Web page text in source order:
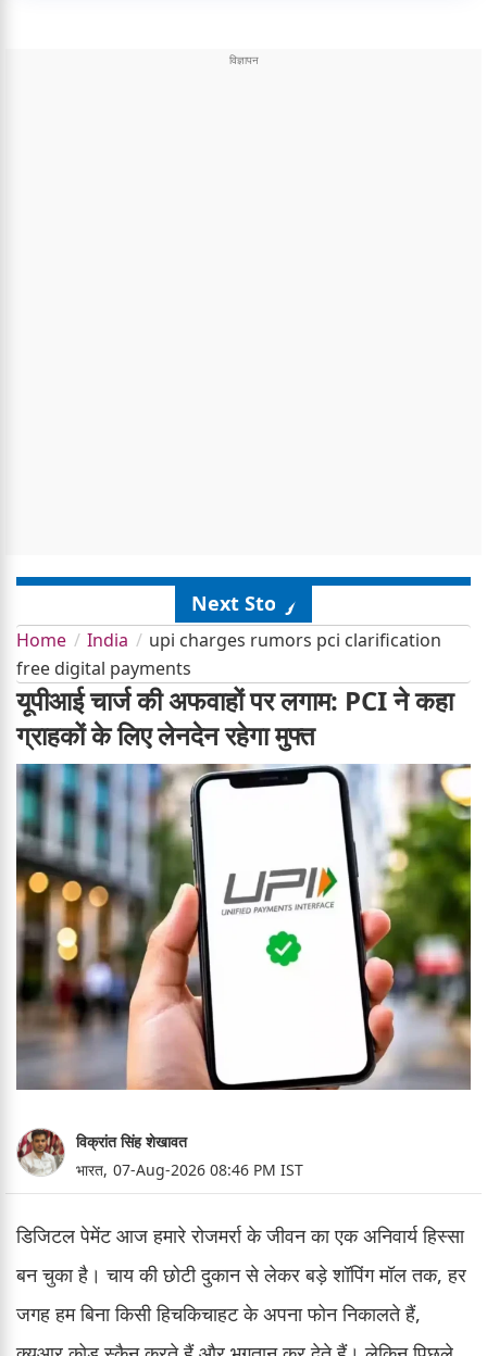
Next Story
Home India
upi charges rumors pci clarification
free digital payments
यूपीआई चार्ज की अफवाहों पर लगाम: PCI ने कहा
ग्राहकों के लिए लेनदेन रहेगा मुफ्त
विक्रांत सिंह शेखावत
भारत, 07-Aug-2026 08:46 PM IST
डिजिटल पेमेंट आज हमारे रोजमर्रा के जीवन का एक अनिवार्य हिस्सा
बन चुका है। चाय की छोटी दुकान से लेकर बड़े शॉपिंग मॉल तक, हर
जगह हम बिना किसी हिचकिचाहट के अपना फोन निकालते हैं,